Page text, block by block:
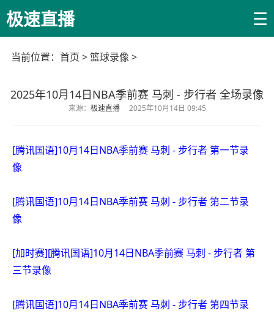
极速直播 ☰
当前位置： 首页 >篮球录像 >
2025年10月14日NBA季前赛 马刺 - 步行者 全场录像
来源： 极速直播 2025年10月14日 09:45
[腾讯国语]10月14日NBA季前赛 马刺 - 步行者 第一节录
像
[腾讯国语]10月14日NBA季前赛 马刺 - 步行者 第二节录
像
[加时赛][腾讯国语]10月14日NBA季前赛 马刺 - 步行者 第
三节录像
[腾讯国语]10月14日NBA季前赛 马刺 - 步行者 第四节录